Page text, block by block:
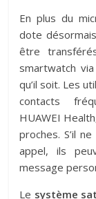
En plus du
dote désormais
être
smartwatch
qu’il soit. Les
contacts
HUAWEI
proches. S’il
appel, ils
message
Le système